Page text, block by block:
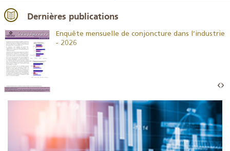
Dernières publications
Enquête mensuelle de conjoncture dans l’industrie
- 2026